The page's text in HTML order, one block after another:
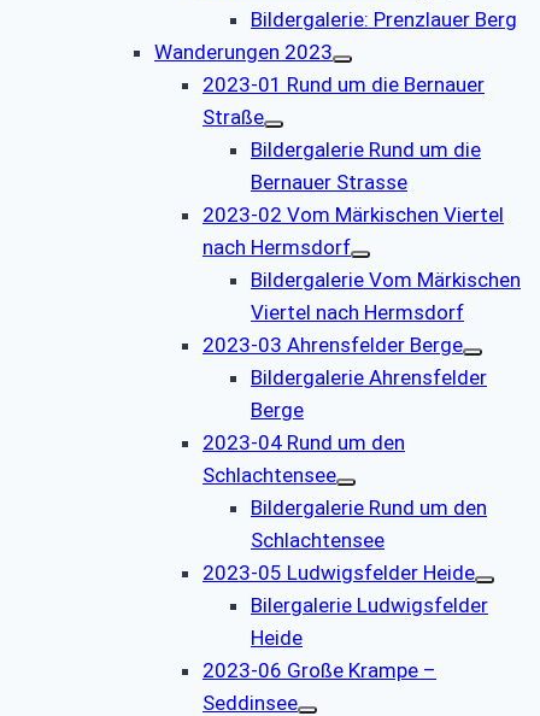
Bildergalerie: Prenzlauer Berg
Wanderungen 2023
2023-01 Rund um die Bernauer
Straße
Bildergalerie Rund um die
Bernauer Strasse
2023-02 Vom Märkischen Viertel
nach Hermsdorf
Bildergalerie Vom Märkischen
Viertel nach Hermsdorf
2023-03 Ahrensfelder Berge
Bildergalerie Ahrensfelder
Berge
2023-04 Rund um den
Schlachtensee
Bildergalerie Rund um den
Schlachtensee
2023-05 Ludwigsfelder Heide
Bilergalerie Ludwigsfelder
Heide
2023-06 Große Krampe –
Seddinsee